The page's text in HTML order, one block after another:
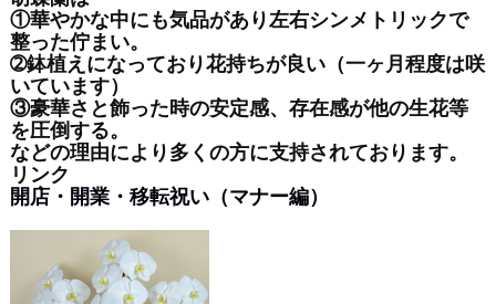
①華やかな中にも気品があり左右シンメトリックで
整った佇まい。
➁鉢植えになっており花持ちが良い（一ヶ月程度は咲
いています）
③豪華さと飾った時の安定感、存在感が他の生花等
を圧倒する。
などの理由により多くの方に支持されております。
リンク
開店・開業・移転祝い（マナー編）